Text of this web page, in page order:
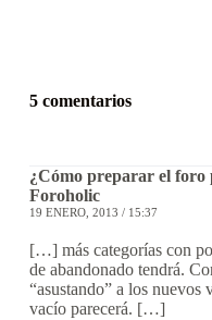
5 comentarios
¿Cómo preparar el foro
Foroholic
19 ENERO, 2013 / 15:37
[…] más categorías con
de abandonado tendrá.
“asustando” a los nuevos
vacío parecerá. […]